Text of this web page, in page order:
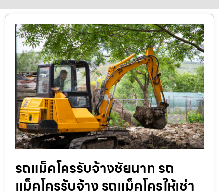
รถแม็คโครรับจ้างชัยนาท รถ
แม็คโครรับจ้าง รถแม็คโครให้เช่า